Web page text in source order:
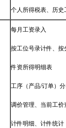
个人所得税表、历
每月工资录入
按工位号录计件、
件资所得明细表
工序（产品/订单）
调价管理、当前工价
计件明细、计件统计